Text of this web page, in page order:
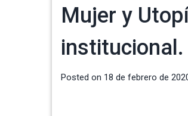
Mujer y
institucional.
Posted on 18 de febrero de